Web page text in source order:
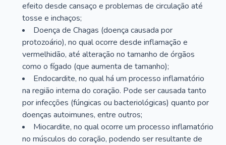
efeito desde cansaço e problemas de circulação até
tosse e inchaços;
Doença de Chagas (doença causada por
protozoário), no qual ocorre desde inflamação e
vermelhidão, até alteração no tamanho de órgãos
como o fígado (que aumenta de tamanho);
Endocardite, no qual há um processo inflamatório
na região interna do coração. Pode ser causada tanto
por infecções (fúngicas ou bacteriológicas) quanto por
doenças autoimunes, entre outros;
Miocardite, no qual ocorre um processo inflamatório
no músculos do coração, podendo ser resultante de